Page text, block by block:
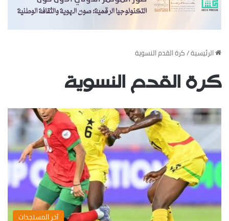
‏الرئيسية/كرة القدم النسوية
كرة القدم النسوية
‏آخر المستجدات